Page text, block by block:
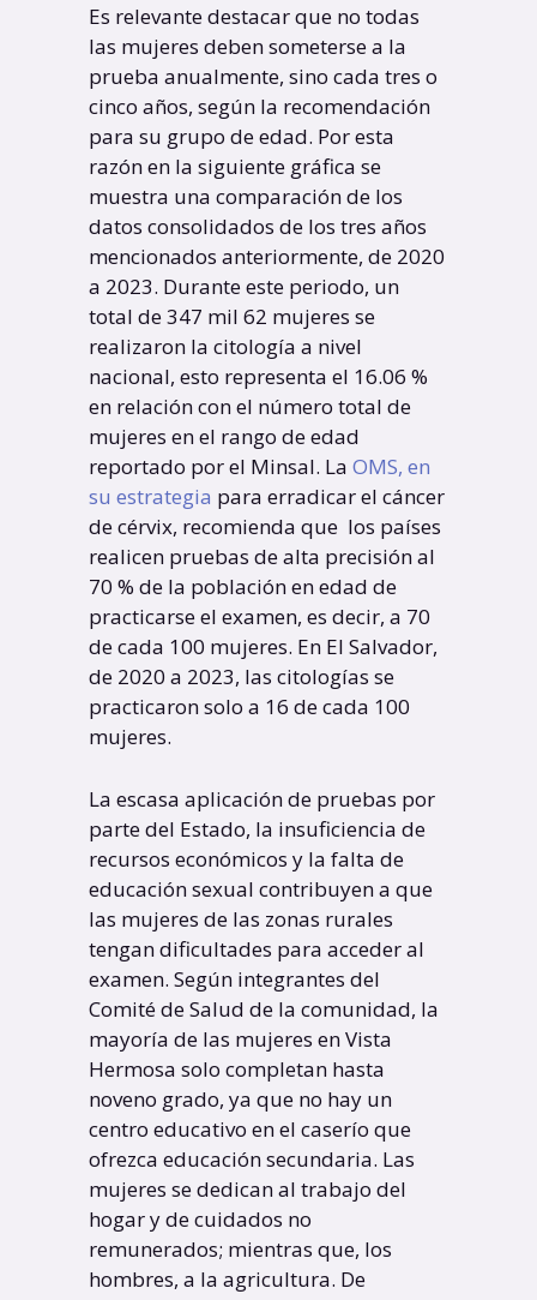
Es relevante destacar que no todas
las mujeres deben someterse a la
prueba anualmente, sino cada tres o
cinco años, según la recomendación
para su grupo de edad. Por esta
razón en la siguiente gráfica se
muestra una comparación de los
datos consolidados de los tres años
mencionados anteriormente, de 2020
a 2023. Durante este periodo, un
total de 347 mil 62 mujeres se
realizaron la citología a nivel
nacional, esto representa el 16.06 %
en relación con el número total de
mujeres en el rango de edad
reportado por el Minsal. LaOMS, en
su estrategia para erradicar el cáncer
de cérvix, recomienda que los países
realicen pruebas de alta precisión al
70 % de la población en edad de
practicarse el examen, es decir, a 70
de cada 100 mujeres. En El Salvador,
de 2020 a 2023, las citologías se
practicaron solo a 16 de cada 100
mujeres.
La escasa aplicación de pruebas por
parte del Estado, la insuficiencia de
recursos económicos y la falta de
educación sexual contribuyen a que
las mujeres de las zonas rurales
tengan dificultades para acceder al
examen. Según integrantes del
Comité de Salud de la comunidad, la
mayoría de las mujeres en Vista
Hermosa solo completan hasta
noveno grado, ya que no hay un
centro educativo en el caserío que
ofrezca educación secundaria. Las
mujeres se dedican al trabajo del
hogar y de cuidados no
remunerados; mientras que, los
hombres, a la agricultura. De